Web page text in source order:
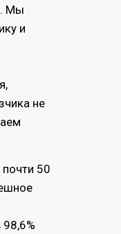
Мы
и
не
50